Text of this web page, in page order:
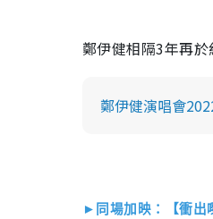
鄭伊健相隔3年再於
鄭伊健演唱會
►同場加映：【衝出